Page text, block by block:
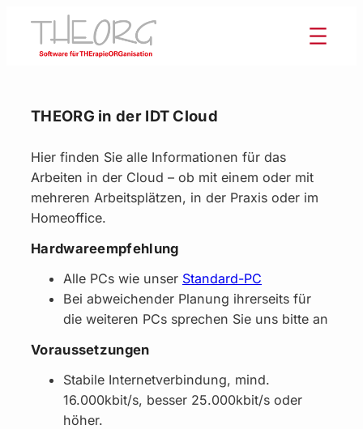
springen
THEORG in der IDT Cloud
Hier finden Sie alle Informationen für das
Arbeiten in der Cloud – ob mit einem oder mit
mehreren Arbeitsplätzen, in der Praxis oder im
Homeoffice.
Hardwareempfehlung
Alle PCs wie unser Standard-PC
Bei abweichender Planung ihrerseits für
die weiteren PCs sprechen Sie uns bitte an
Voraussetzungen
Stabile Internetverbindung, mind.
16.000kbit/s, besser 25.000kbit/s oder
höher.